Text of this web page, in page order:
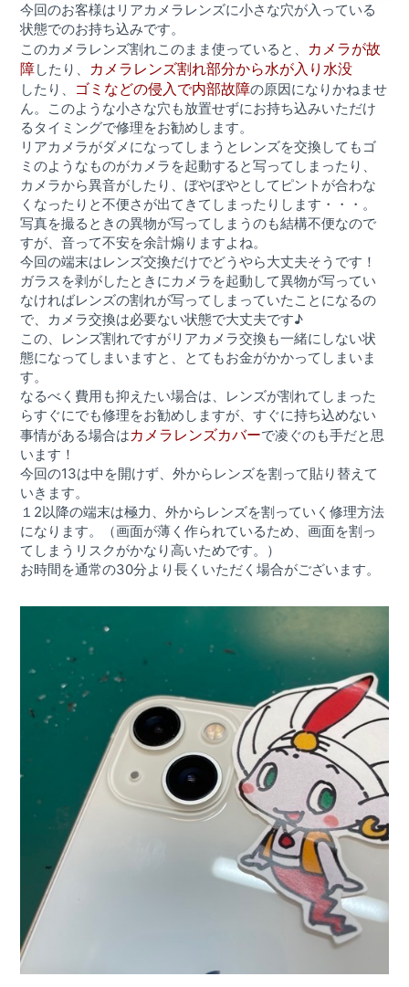
今回のお客様はリアカメラレンズに小さな穴が入っている
状態でのお持ち込みです。
このカメラレンズ割れこのまま使っていると、 カメラが故
障したり、 カメラレンズ割れ部分から水が入り水没
したり、 ゴミなどの侵入で内部故障の原因になりかねませ
ん。このような小さな穴も放置せずにお持ち込みいただけ
るタイミングで修理をお勧めします。
リアカメラがダメになってしまうとレンズを交換してもゴ
ミのようなものがカメラを起動すると写ってしまったり、
カメラから異音がしたり、ぼやぼやとしてピントが合わな
くなったりと不便さが出てきてしまったりします・・・。
写真を撮るときの異物が写ってしまうのも結構不便なので
すが、音って不安を余計煽りますよね。
今回の端末はレンズ交換だけでどうやら大丈夫そうです！
ガラスを剥がしたときにカメラを起動して異物が写ってい
なければレンズの割れが写ってしまっていたことになるの
で、カメラ交換は必要ない状態で大丈夫です♪
この、レンズ割れですがリアカメラ交換も一緒にしない状
態になってしまいますと、とてもお金がかかってしまいま
す。
なるべく費用も抑えたい場合は、レンズが割れてしまった
らすぐにでも修理をお勧めしますが、すぐに持ち込めない
事情がある場合はカメラレンズカバーで凌ぐのも手だと思
います！
今回の13は中を開けず、外からレンズを割って貼り替えて
いきます。
１2以降の端末は極力、外からレンズを割っていく修理方法
になります。（画面が薄く作られているため、画面を割っ
てしまうリスクがかなり高いためです。）
お時間を通常の30分より長くいただく場合がございます。